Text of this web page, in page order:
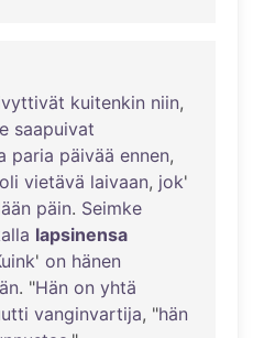
kuitenkin niin,
saapuivat
paria päivää ennen,
oli vietävä laivaan, jok'
päin. Seimke
lapsinensa
' on hänen
. "Hän on yhtä
vanginvartija, "hän